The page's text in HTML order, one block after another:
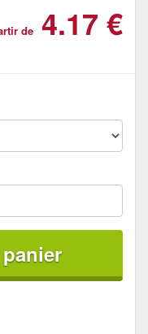
de 4.17 €